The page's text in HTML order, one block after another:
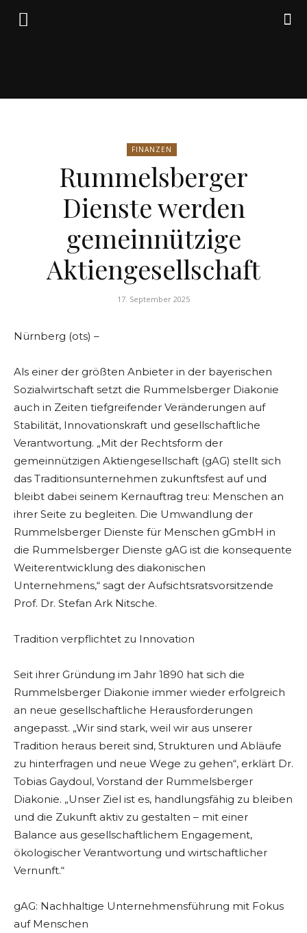
Friedrich
von
Weik
FINANZEN
Rummelsberger
Dienste werden
gemeinnützige
Aktiengesellschaft
17. September 2025
Nürnberg (ots) –
Als einer der größten Anbieter in der bayerischen
Sozialwirtschaft setzt die Rummelsberger Diakonie
auch in Zeiten tiefgreifender Veränderungen auf
Stabilität, Innovationskraft und gesellschaftliche
Verantwortung. „Mit der Rechtsform der
gemeinnützigen Aktiengesellschaft (gAG) stellt sich
das Traditionsunternehmen zukunftsfest auf und
bleibt dabei seinem Kernauftrag treu: Menschen an
ihrer Seite zu begleiten. Die Umwandlung der
Rummelsberger Dienste für Menschen gGmbH in
die Rummelsberger Dienste gAG ist die konsequente
Weiterentwicklung des diakonischen
Unternehmens,“ sagt der Aufsichtsratsvorsitzende
Prof. Dr. Stefan Ark Nitsche.
Tradition verpflichtet zu Innovation
Seit ihrer Gründung im Jahr 1890 hat sich die
Rummelsberger Diakonie immer wieder erfolgreich
an neue gesellschaftliche Herausforderungen
angepasst. „Wir sind stark, weil wir aus unserer
Tradition heraus bereit sind, Strukturen und Abläufe
zu hinterfragen und neue Wege zu gehen“, erklärt Dr.
Tobias Gaydoul, Vorstand der Rummelsberger
Diakonie. „Unser Ziel ist es, handlungsfähig zu bleiben
und die Zukunft aktiv zu gestalten – mit einer
Balance aus gesellschaftlichem Engagement,
ökologischer Verantwortung und wirtschaftlicher
Vernunft.“
gAG: Nachhaltige Unternehmensführung mit Fokus
auf Menschen